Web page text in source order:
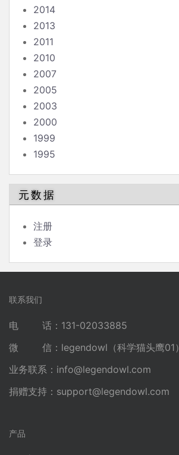
2014
2013
2011
2010
2007
2005
2003
2000
1999
1995
元数据
注册
登录
联系我们
电 话：131-02033885
微 信：legendowl（科学猫头鹰01）
业务联系： info@legendowl.com
捐赠支持： support@legendowl.com
产品